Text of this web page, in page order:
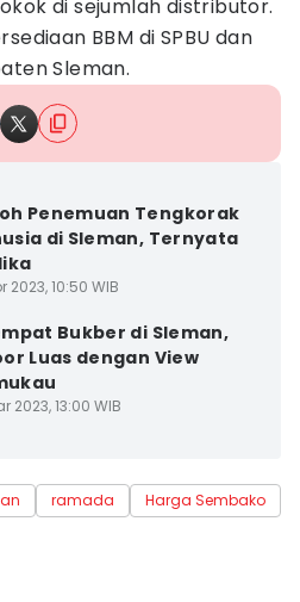
di sejumlah distributor.
BBM di SPBU dan
Sleman.
Penemuan Tengkorak
di Sleman, Ternyata
2023, 10:50 WIB
Bukber di Sleman,
Luas dengan View
2023, 13:00 WIB
ramada Harga Sembako